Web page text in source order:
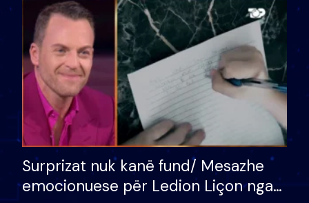
mungojë zilja e mëngjesit kur…
Surprizat nuk kanë fund/ Mesazhe
emocionuese për Ledion Liçon nga